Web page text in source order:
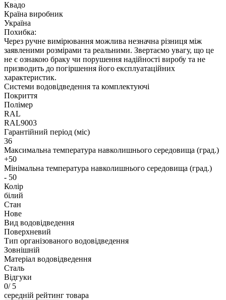
Квадо
Країна виробник
Україна
Похибка:
Через ручне вимірювання можлива незначна різниця між
заявленими розмірами та реальними. Звертаємо увагу, що це
не є ознакою браку чи порушення надійності виробу та не
призводить до погіршення його експлуатаційних
характеристик.
Системи водовідведення та комплектуючі
Покриття
Полімер
RAL
RAL9003
Гарантійний період (міс)
36
Максимальна температура навколишнього середовища (град.)
+50
Мінімальна температура навколишнього середовища (град.)
- 50
Колір
білий
Стан
Нове
Вид водовідведення
Поверхневий
Тип організованого водовідведення
Зовнішній
Матеріал водовідведення
Сталь
Відгуки
0/ 5
середній рейтинг товара